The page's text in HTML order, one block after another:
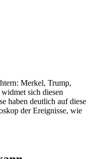
Merkel, Trump,
sich diesen
haben deutlich auf diese
der Ereignisse, wie